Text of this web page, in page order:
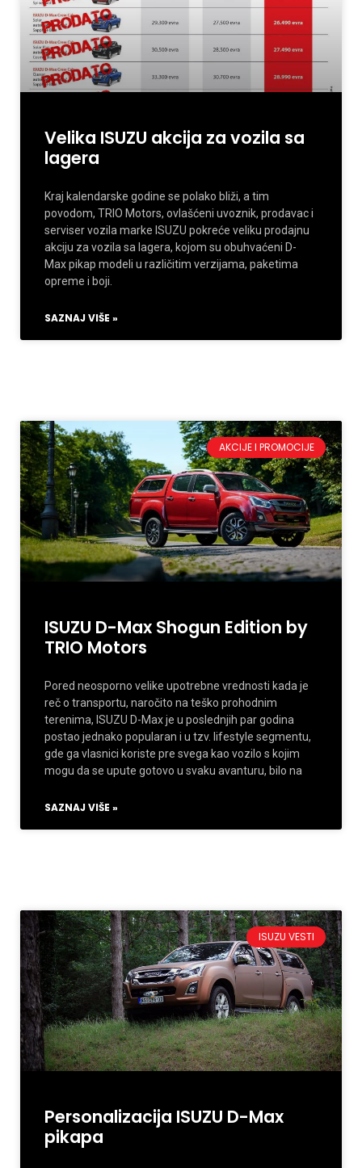
Velika ISUZU akcija za vozila sa
lagera
Kraj kalendarske godine se polako bliži, a tim
povodom, TRIO Motors, ovlašćeni uvoznik, prodavac i
serviser vozila marke ISUZU pokreće veliku prodajnu
akciju za vozila sa lagera, kojom su obuhvaćeni D-
Max pikap modeli u različitim verzijama, paketima
opreme i boji.
SAZNAJ VIŠE »
AKCIJE I PROMOCIJE
ISUZU D-Max Shogun Edition by
TRIO Motors
Pored neosporno velike upotrebne vrednosti kada je
reč o transportu, naročito na teško prohodnim
terenima, ISUZU D-Max je u poslednjih par godina
postao jednako popularan i u tzv. lifestyle segmentu,
gde ga vlasnici koriste pre svega kao vozilo s kojim
mogu da se upute gotovo u svaku avanturu, bilo na
SAZNAJ VIŠE »
ISUZU VESTI
Personalizacija ISUZU D-Max
pikapa